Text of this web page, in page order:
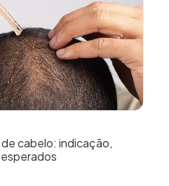
cabelo: indicação,